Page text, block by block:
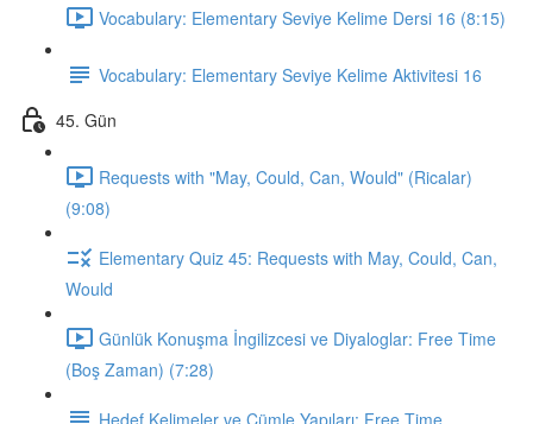
Vocabulary: Elementary Seviye Kelime Dersi 16 (8:15)
Vocabulary: Elementary Seviye Kelime Aktivitesi 16
45. Gün
Requests with "May, Could, Can, Would" (Ricalar)
(9:08)
Elementary Quiz 45: Requests with May, Could, Can,
Would
Günlük Konuşma İngilizcesi ve Diyaloglar: Free Time
(Boş Zaman) (7:28)
Hedef Kelimeler ve Cümle Yapıları: Free Time